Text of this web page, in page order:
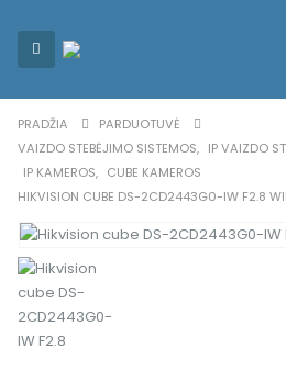
PRADŽIA
PARDUOTUVĖ
VAIZDO STEBĖJIMO SISTEMOS, IP VAIZDO
IP KAMEROS, CUBE KAMEROS
HIKVISION CUBE DS-2CD2443G0-IW F2.8